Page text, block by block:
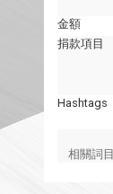
金額
捐款項目
Hashtags
相關詞目